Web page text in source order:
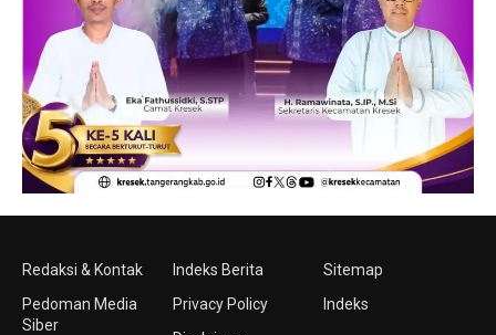
Redaksi & Kontak
Pedoman Media
Siber
Indeks Berita
Privacy Policy
Sitemap
Indeks